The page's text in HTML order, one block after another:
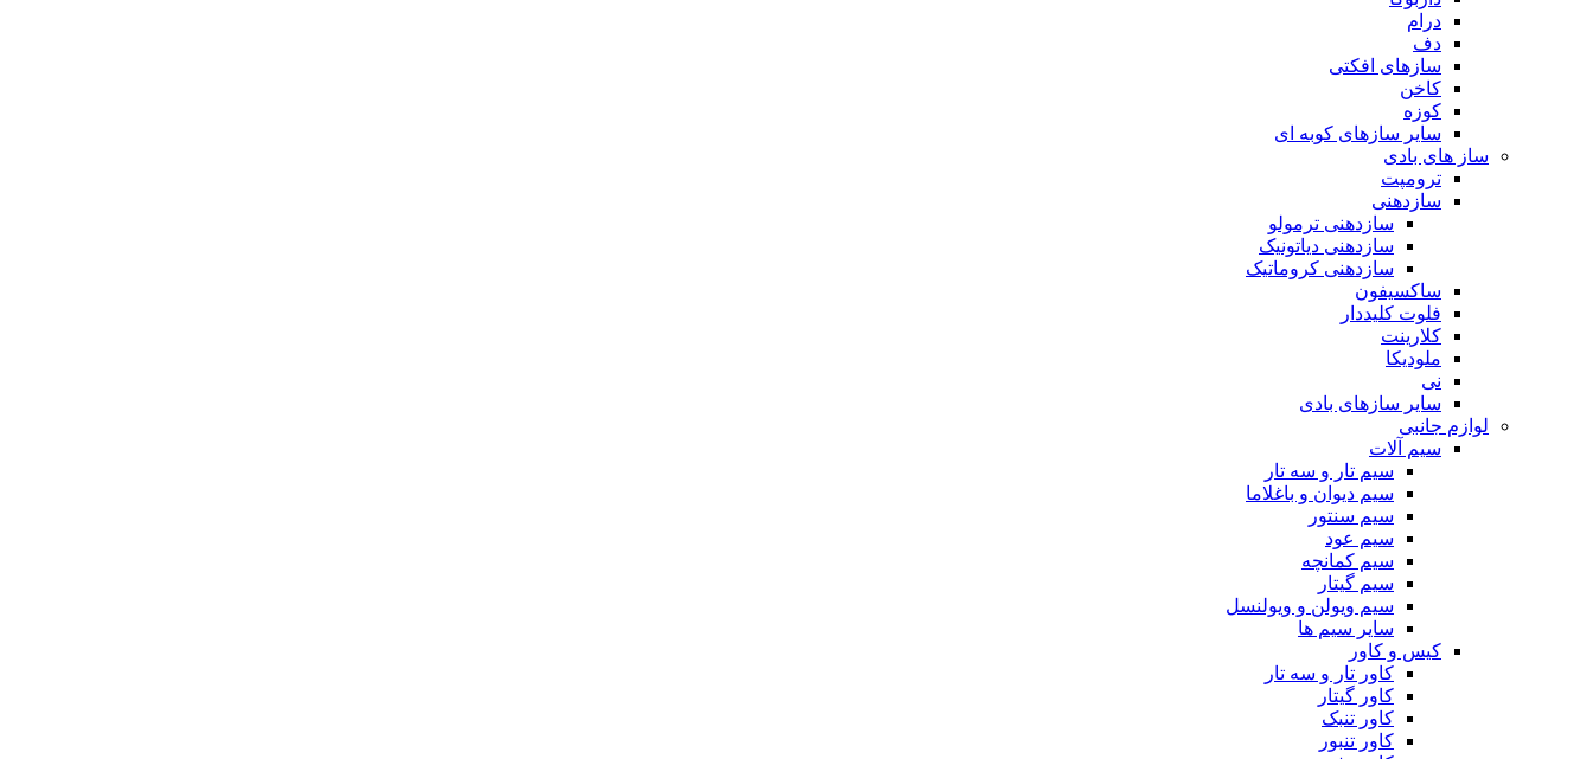
درام
دف
سازهای افکتی
کاخن
کوزه
سایر سازهای کوبه ای
ساز های بادی
ترومپت
سازدهنی
سازدهنی ترمولو
سازدهنی دیاتونیک
سازدهنی کروماتیک
ساکسیفون
فلوت کلیددار
کلارینت
ملودیکا
نی
سایر سازهای بادی
لوازم جانبی
سیم آلات
سیم تار و سه تار
سیم دیوان و باغلاما
سیم سنتور
سیم عود
سیم کمانچه
سیم گیتار
سیم ویولن و ویولنسل
سایر سیم ها
کیس و کاور
کاور تار و سه تار
کاور گیتار
کاور تنبک
کاور تنبور